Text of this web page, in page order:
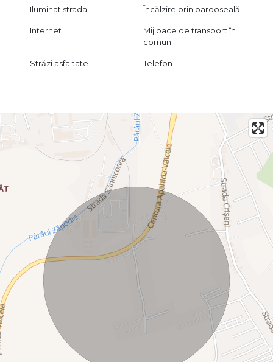
Iluminat stradal Încălzire prin pardoseală
Internet
Mijloace de transport în
comun
Străzi asfaltate Telefon